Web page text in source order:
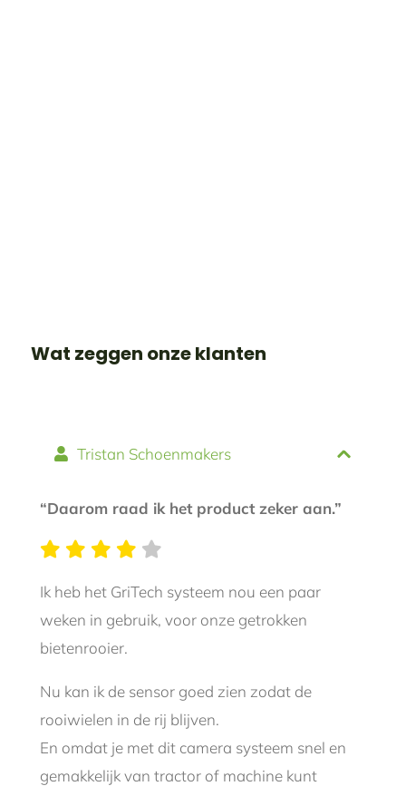
Wat zeggen onze klanten
Tristan Schoenmakers
“Daarom raad ik het product zeker aan.”
Ik heb het GriTech systeem nou een paar
weken in gebruik, voor onze getrokken
bietenrooier.
Nu kan ik de sensor goed zien zodat de
rooiwielen in de rij blijven.
En omdat je met dit camera systeem snel en
gemakkelijk van tractor of machine kunt